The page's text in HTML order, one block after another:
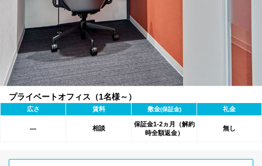
プライベートオフィス（1名様～）
広さ 賃料 敷金(保証金) 礼金
― 相談
保証金1-2ヵ月（解約
時全額返金）
無し